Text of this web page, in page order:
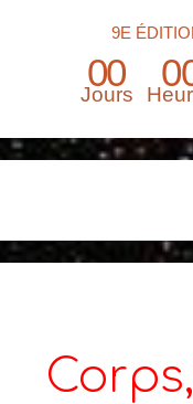
9E
00
Jours